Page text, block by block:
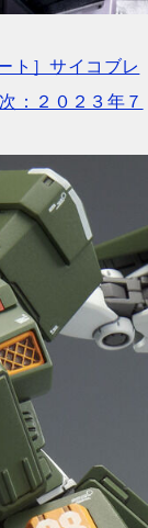
ト］サイコブレ
：２０２３年７